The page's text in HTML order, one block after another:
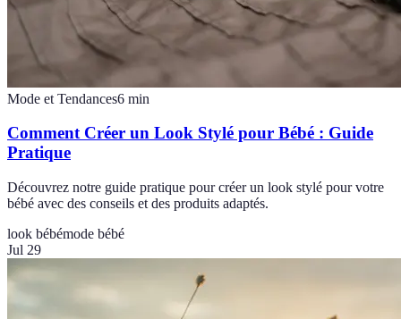
Mode et Tendances6 min
Comment Créer un Look Stylé pour Bébé : Guide
Pratique
Découvrez notre guide pratique pour créer un look stylé pour votre
bébé avec des conseils et des produits adaptés.
look bébémode bébé
Jul 29